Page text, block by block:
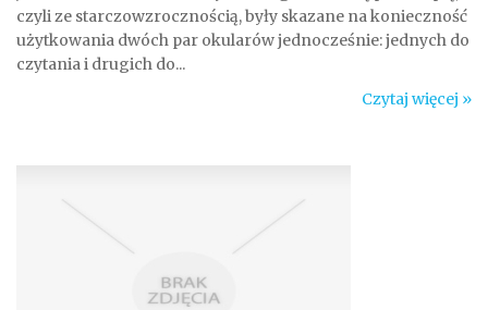
czyli ze starczowzrocznością, były skazane na konieczność
użytkowania dwóch par okularów jednocześnie: jednych do
czytania i drugich do...
Czytaj więcej »